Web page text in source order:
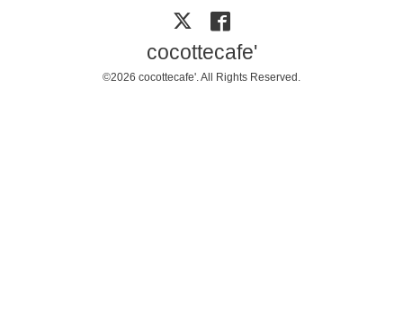
cocottecafe'
©2026 cocottecafe'. All Rights Reserved.